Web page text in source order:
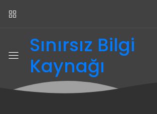
Sınırsız Bilgi
Kaynağı